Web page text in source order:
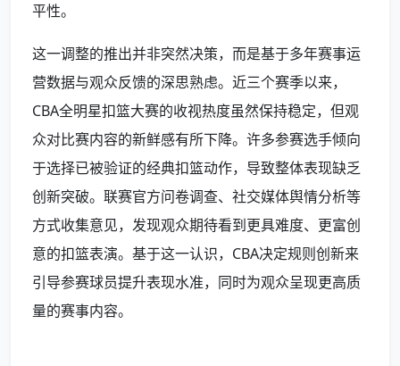
平性。
这一调整的推出并非突然决策，而是基于多年赛事运
营数据与观众反馈的深思熟虑。近三个赛季以来，
CBA全明星扣篮大赛的收视热度虽然保持稳定，但观
众对比赛内容的新鲜感有所下降。许多参赛选手倾向
于选择已被验证的经典扣篮动作，导致整体表现缺乏
创新突破。联赛官方问卷调查、社交媒体舆情分析等
方式收集意见，发现观众期待看到更具难度、更富创
意的扣篮表演。基于这一认识，CBA决定规则创新来
引导参赛球员提升表现水准，同时为观众呈现更高质
量的赛事内容。